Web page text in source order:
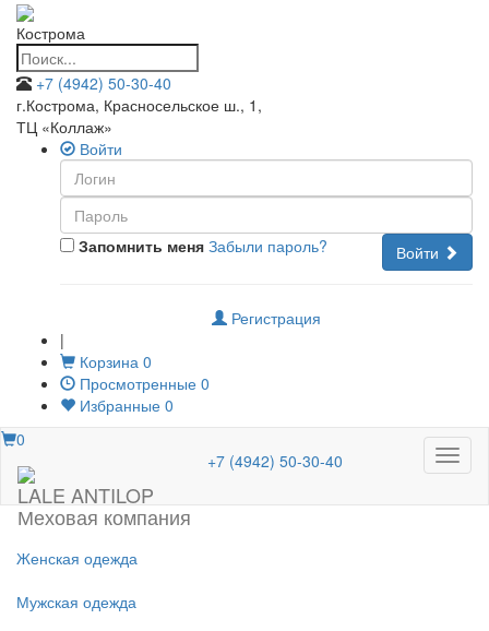
Кострома
+7 (4942) 50-30-40
г.Кострома, Красносельское ш., 1 ,
ТЦ «Коллаж»
Войти
Запомнить меня Войти
Забыли пароль?
Регистрация
|
Корзина 0
Просмотренные 0
Избранные 0
Меню
0
LALE ANTILOP
Меховая компания
+7 (4942) 50-30-40
Женская одежда
Мужская одежда